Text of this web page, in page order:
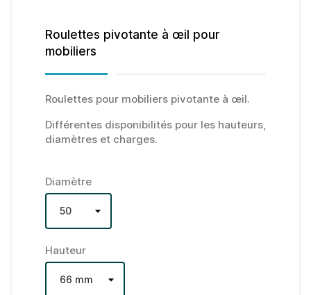
Roulettes pivotante à œil pour
mobiliers
Roulettes pour mobiliers pivotante à œil.
Différentes disponibilités pour les hauteurs,
diamètres et charges.
Diamètre
Hauteur